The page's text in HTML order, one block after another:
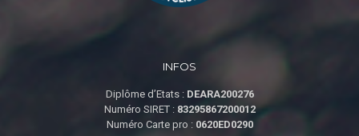
INFOS
Diplôme d’Etats : DEARA200276
Numéro SIRET : 83295867200012
Numéro Carte pro : 0620ED0290